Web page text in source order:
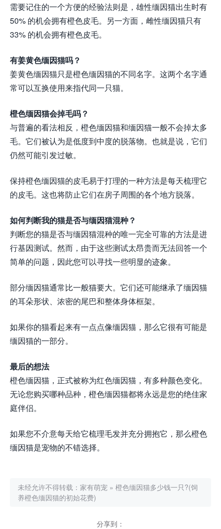
需要记住的一个方便的经验法则是，雄性缅因猫出生时有
50% 的机会拥有橙色皮毛。另一方面，雌性缅因猫只有
33% 的机会拥有橙色皮毛。
有姜黄色缅因猫吗？
姜黄色缅因猫只是橙色缅因猫的不同名字。这两个名字通
常可以互换使用来指代同一只猫。
橙色缅因猫会掉毛吗？
与普遍的看法相反，橙色缅因猫和缅因猫一般不会掉太多
毛。它们被认为是低度到中度的脱落物。也就是说，它们
仍然可能引发过敏。
保持橙色缅因猫的皮毛易于打理的一种方法是每天梳理它
的皮毛。这也将防止它们在房子周围的各个地方脱落。
如何判断我的猫是否与缅因猫混种？
判断您的猫是否与缅因猫混种的唯一完全可靠的方法是进
行基因测试。然而，由于这些测试太昂贵而无法回答一个
简单的问题，因此您可以寻找一些明显的迹象。
部分缅因猫通常比一般猫要大。它们还可能继承了缅因猫
的耳朵形状、浓密的尾巴和整体身体框架。
如果你的猫看起来有一点点像缅因猫，那么它很有可能是
缅因猫的一部分。
最后的想法
橙色缅因猫，正式被称为红色缅因猫，有多种颜色变化。
无论您购买哪种品种，橙色缅因猫都将永远是您的绝佳家
庭伴侣。
如果您不介意每天给它梳理毛发并充分拥抱它，那么橙色
缅因猫是宠物的不错选择。
未经允许不得转载： 家有萌宠 » 橙色缅因猫多少钱一只?(饲
养橙色缅因猫的初始花费)
分享到：